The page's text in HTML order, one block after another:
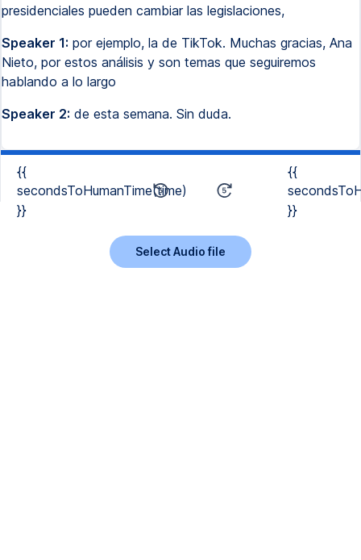
presidenciales pueden cambiar las legislaciones,
Speaker 1: por ejemplo, la de TikTok. Muchas gracias, Ana
Nieto, por estos análisis y son temas que seguiremos
hablando a lo largo
Speaker 2: de esta semana. Sin duda.
{{
secondsToHumanTime(time)
}}
{{
}}
Select Audio file